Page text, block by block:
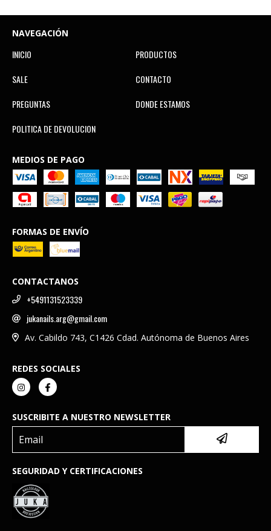
NAVEGACIÓN
INICIO
PRODUCTOS
SALE
CONTACTO
PREGUNTAS
DONDE ESTAMOS
POLITICA DE DEVOLUCION
MEDIOS DE PAGO
FORMAS DE ENVÍO
CONTACTANOS
+5491131523339
jukanails.arg@gmail.com
Av. Cabildo 743, C1426 Cdad. Autónoma de Buenos Aires
REDES SOCIALES
SUSCRIBITE A NUESTRO NEWSLETTER
SEGURIDAD Y CERTIFICACIONES